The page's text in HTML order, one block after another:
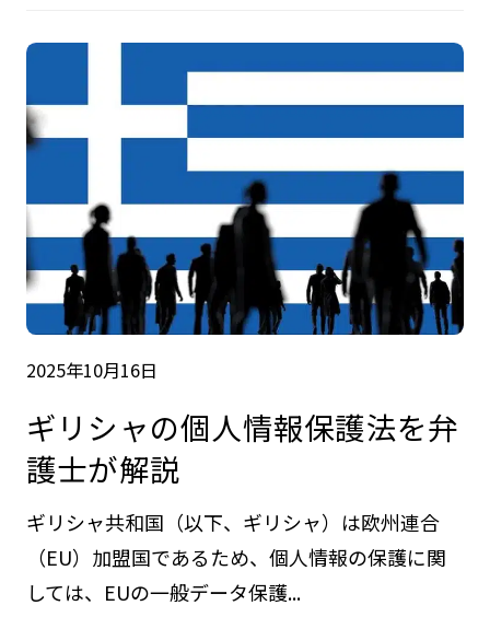
2025年10月16日
ギリシャの個人情報保護法を弁
護士が解説
ギリシャ共和国（以下、ギリシャ）は欧州連合
（EU）加盟国であるため、個人情報の保護に関
しては、EUの一般データ保護...